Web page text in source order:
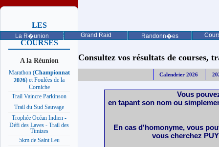
La R�union Grand Raid Randonn�es
LES
PROCHAINES
COURSES
A la Réunion
Marathon (Championnat
2026) et Foulées de la
Corniche
Trail Vaincre Parkinson
Trail du Sud Sauvage
Trophée Océan Indien -
Défi des Laves - Trail des
Timizes
5km de Saint Leu
Consultez vos résultats de courses,
Calendrier 2026
Vous
en tapant son nom ou
En cas d'homonyme, vous
vous cherchez